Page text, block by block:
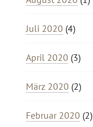
Juli 2020 (4)
April 2020 (3)
März 2020 (2)
Februar 2020 (2)